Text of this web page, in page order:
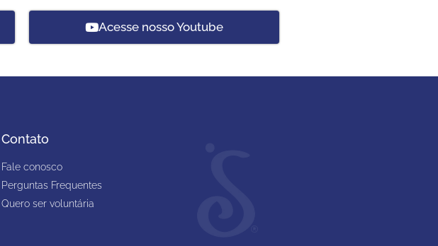
Acesse nosso Youtube
Contato
Fale conosco
Perguntas Frequentes
Quero ser voluntária